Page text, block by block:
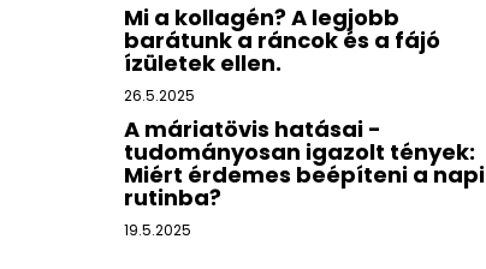
Mi a kollagén? A legjobb
barátunk a ráncok és a fájó
ízületek ellen.
26.5.2025
A máriatövis hatásai -
tudományosan igazolt tények:
Miért érdemes beépíteni a napi
rutinba?
19.5.2025